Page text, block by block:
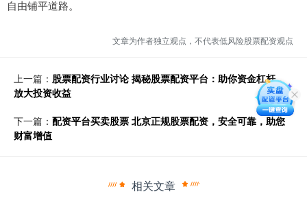
自由铺平道路。
文章为作者独立观点，不代表低风险股票配资观点
上一篇： 股票配资行业讨论 揭秘股票配资平台：助你资金杠杆，
放大投资收益
下一篇： 配资平台买卖股票 北京正规股票配资，安全可靠，助您
财富增值
相关文章